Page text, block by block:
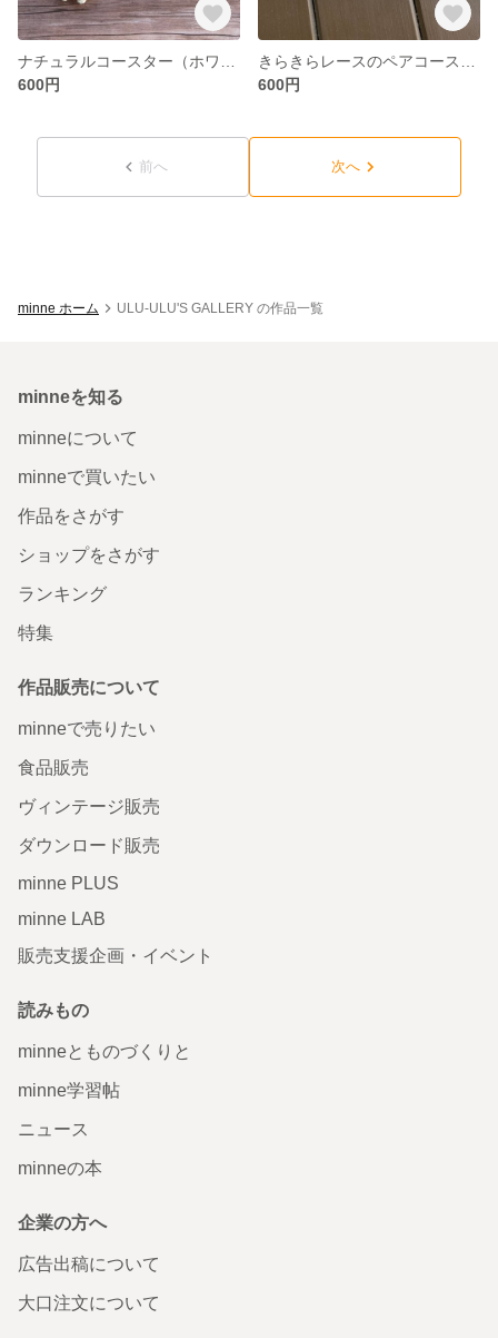
600円
600円
前へ 次へ
minne ホーム ULU-ULU'S GALLERY の作品一覧
minneを知る
minneについて
minneで買いたい
作品をさがす
ショップをさがす
ランキング
特集
作品販売について
minneで売りたい
食品販売
ヴィンテージ販売
ダウンロード販売
minne PLUS
minne LAB
販売支援企画・イベント
読みもの
minneとものづくりと
minne学習帖
ニュース
minneの本
企業の方へ
広告出稿について
大口注文について